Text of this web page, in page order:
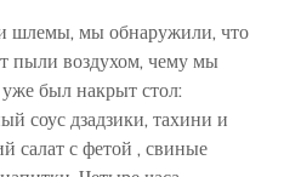
шлемы, мы обнаружили, что
пыли воздухом, чему мы
был накрыт стол:
соус дзадзики, тахини и
салат с фетой , свиные